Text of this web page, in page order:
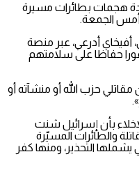
هجمات بطائرات مسيرة
الجمعة.
أفيخاي أدرعي، عبر منصة
حفاظا على سلامتهم
حزب الله أو منشآته أو
بأن إسرائيل شنت
والطائرات المسيّرة
التحذير، ومنها كفر